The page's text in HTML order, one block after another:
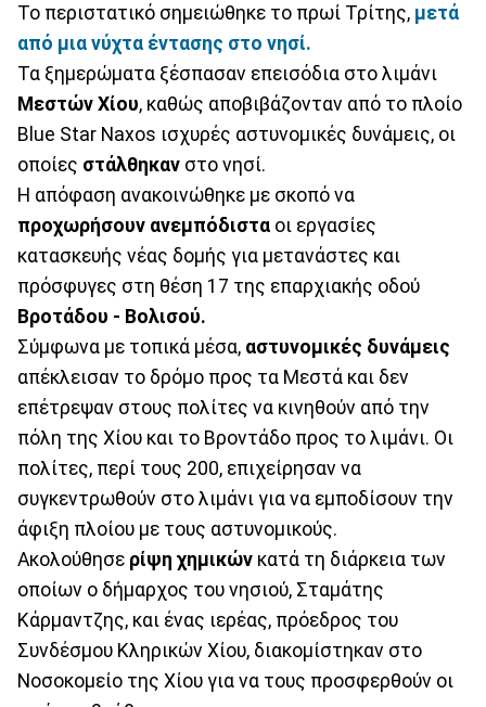
Το περιστατικό σημειώθηκε το πρωί Τρίτης, μετά
από μια νύχτα έντασης στο νησί.
Τα ξημερώματα ξέσπασαν επεισόδια στο λιμάνι
Μεστών Χίου, καθώς αποβιβάζονταν από το πλοίο
Blue Star Naxos ισχυρές αστυνομικές δυνάμεις, οι
οποίες στάλθηκαν στο νησί.
Η απόφαση ανακοινώθηκε με σκοπό να
προχωρήσουν ανεμπόδιστα οι εργασίες
κατασκευής νέας δομής για μετανάστες και
πρόσφυγες στη θέση 17 της επαρχιακής οδού
Βροτάδου - Βολισού.
Σύμφωνα με τοπικά μέσα, αστυνομικές δυνάμεις
απέκλεισαν το δρόμο προς τα Μεστά και δεν
επέτρεψαν στους πολίτες να κινηθούν από την
πόλη της Χίου και το Βροντάδο προς το λιμάνι. Οι
πολίτες, περί τους 200, επιχείρησαν να
συγκεντρωθούν στο λιμάνι για να εμποδίσουν την
άφιξη πλοίου με τους αστυνομικούς.
Ακολούθησε ρίψη χημικών κατά τη διάρκεια των
οποίων ο δήμαρχος του νησιού, Σταμάτης
Κάρμαντζης, και ένας ιερέας, πρόεδρος του
Συνδέσμου Κληρικών Χίου, διακομίστηκαν στο
Νοσοκομείο της Χίου για να τους προσφερθούν οι